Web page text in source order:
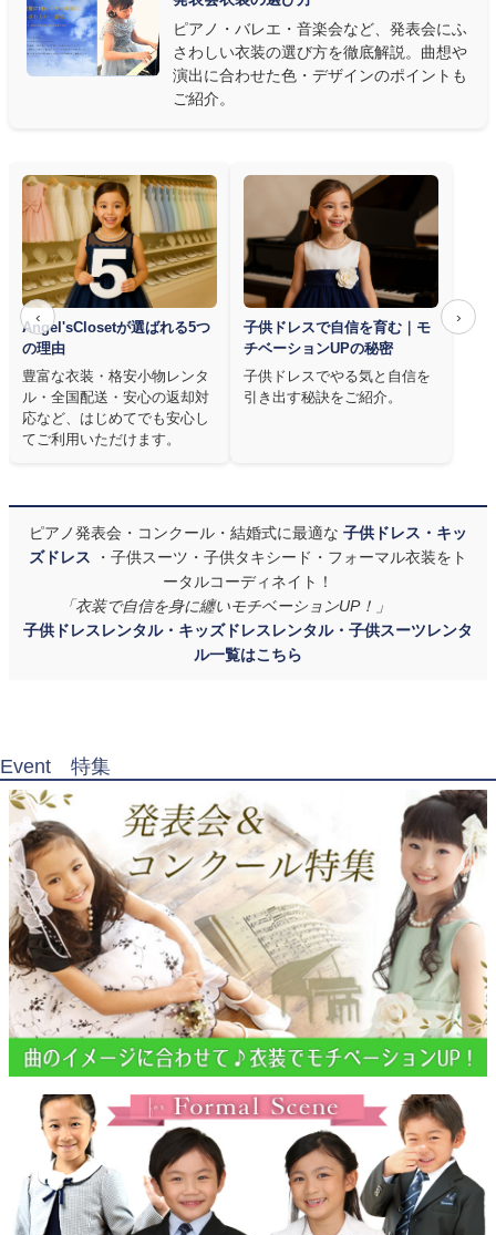
質は衣装で変わります。Angel's Closetのレンタル衣装は、元ピ
アノ教師の店長が発表会・コンクールでのご使用を前提に厳選し
た商品
を多数ご用意しています。
ピアノ・バレエ・音楽会など、発表会にふ
さわしい衣装の選び方を徹底解説。曲想や
演出に合わせた色・デザインのポイントも
ご紹介。
‹ ›
Angel'sClosetが選ばれる5つ
の理由
豊富な衣装・格安小物レンタ
ル・全国配送・安心の返却対
応など、はじめてでも安心し
てご利用いただけます。
子供ドレスで自信を育む｜モ
チベーションUPの秘密
子供ドレスでやる気と自信を
引き出す秘訣をご紹介。
ピアノ発表会・コンクール・結婚式に最適な 子供ドレス・キッ
ズドレス
・子供スーツ・子供タキシード・フォーマル衣装をト
ータルコーディネイト！
「衣装で自信を身に纏いモチベーションUP！」
子供ドレスレンタル・キッズドレスレンタル・子供スーツレンタ
ル一覧はこちら
Event 特集